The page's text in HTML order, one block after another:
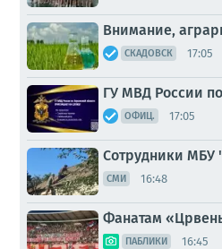
Внимание,
СКАДОВСК 17:05
ГУ МВД России
ОФИЦ. 17:05
Сотрудники МБУ
СМИ 16:48
Фанатам
ПАБЛИКИ 16:45